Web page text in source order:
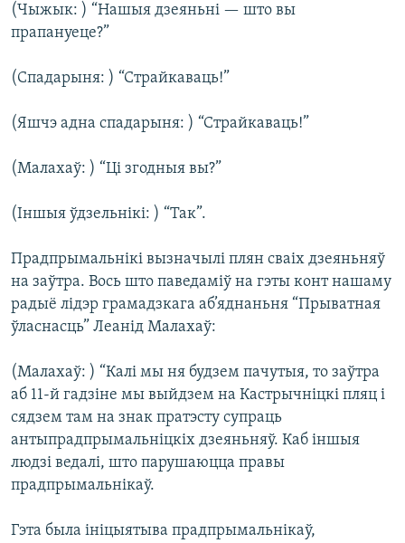
(Чыжык: ) “Нашыя дзеяньні — што вы
прапануеце?”
(Спадарыня: ) “Страйкаваць!”
(Яшчэ адна спадарыня: ) “Страйкаваць!”
(Малахаў: ) “Ці згодныя вы?”
(Іншыя ўдзельнікі: ) “Так”.
Прадпрымальнікі вызначылі плян сваіх дзеяньняў
на заўтра. Вось што паведаміў на гэты конт нашаму
радыё лідэр грамадзкага аб’яднаньня “Прыватная
ўласнасць” Леанід Малахаў:
(Малахаў: ) “Калі мы ня будзем пачутыя, то заўтра
аб 11-й гадзіне мы выйдзем на Кастрычніцкі пляц і
сядзем там на знак пратэсту супраць
антыпрадпрымальніцкіх дзеяньняў. Каб іншыя
людзі ведалі, што парушаюцца правы
прадпрымальнікаў.
Гэта была ініцыятыва прадпрымальнікаў,